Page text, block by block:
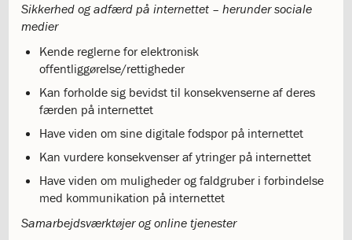
3.3:
Skole/hjemsamarbejdet
3.5:
Skolemad
3.6:
Samværsregler
3.8:
Fravær
fra
skolen
3.9:
Mobbepolitik
af
elever
3.11:
Digital
Sikkerhed og adfærd på internettet – herunder sociale
medier
Kende reglerne for elektronisk
offentliggørelse/rettigheder
Kan forholde sig bevidst til konsekvenserne af deres
færden på internettet
Have viden om sine digitale fodspor på internettet
Kan vurdere konsekvenser af ytringer på internettet
Have viden om muligheder og faldgruber i forbindelse
med kommunikation på internettet
Samarbejdsværktøjer og online tjenester